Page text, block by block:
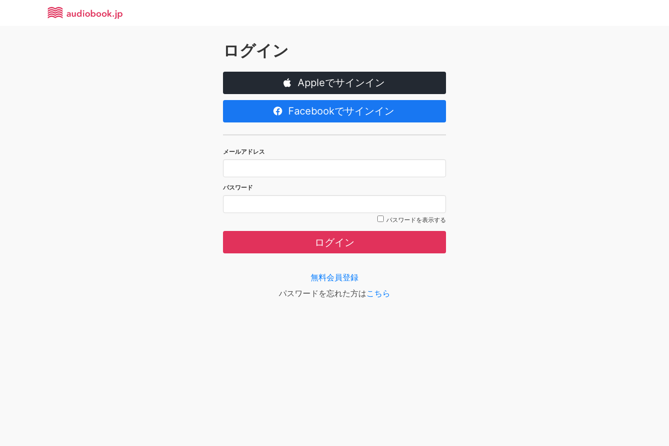
ログイン
Appleでサインイン
Facebookでサインイン
メールアドレス
パスワード
パスワードを表示する
ログイン
無料会員登録
パスワードを忘れた方はこちら